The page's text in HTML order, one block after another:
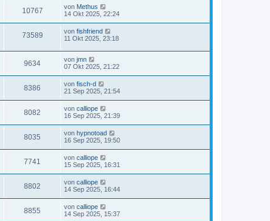
10767 von Methus
14 Okt 2025, 22:24
73589 von fishfriend
11 Okt 2025, 23:18
9634 von jmn
07 Okt 2025, 21:22
8386 von fisch-d
21 Sep 2025, 21:54
8082 von calliope
16 Sep 2025, 21:39
8035 von hypnotoad
16 Sep 2025, 19:50
7741 von calliope
15 Sep 2025, 16:31
8802 von calliope
14 Sep 2025, 16:44
8855 von calliope
14 Sep 2025, 15:37